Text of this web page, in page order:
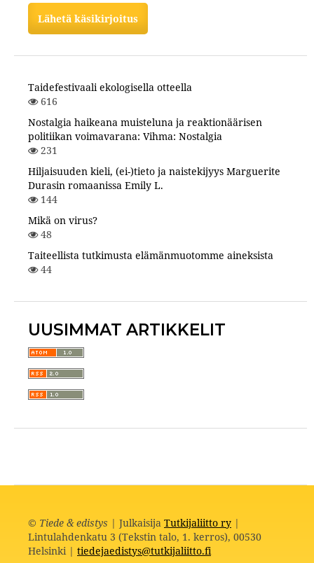
Lähetä käsikirjoitus
Taidefestivaali ekologisella otteella
616
Nostalgia haikeana muisteluna ja reaktionäärisen
politiikan voimavarana: Vihma: Nostalgia
231
Hiljaisuuden kieli, (ei-)tieto ja naistekijyys Marguerite
Durasin romaanissa Emily L.
144
Mikä on virus?
48
Taiteellista tutkimusta elämänmuotomme aineksista
44
UUSIMMAT ARTIKKELIT
© Tiede & edistys | Julkaisija Tutkijaliitto ry|
Lintulahdenkatu 3 (Tekstin talo, 1. kerros), 00530
Helsinki | tiedejaedistys@tutkijaliitto.fi